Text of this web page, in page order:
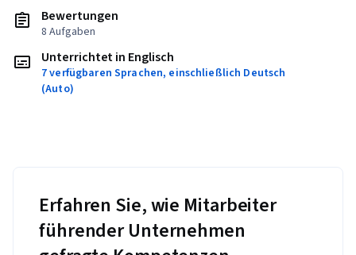
Bewertungen
8 Aufgaben
Unterrichtet in Englisch
7 verfügbaren Sprachen, einschließlich Deutsch
(Auto)
Erfahren Sie, wie Mitarbeiter
führender Unternehmen